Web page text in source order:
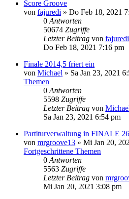
Score Groove
von fajuredi » Do Feb 18, 2021
0 Antworten
50674 Zugriffe
Letzter Beitrag von fajuredi
Do Feb 18, 2021 7:16 pm
Finale 2014,5 friert ein
von Michael » Sa Jan 23, 2021
Themen
0 Antworten
5598 Zugriffe
Letzter Beitrag von
Sa Jan 23, 2021 6:54 pm
Partiturverwaltung in FINALE
von mrgroove13 » Mi Jan 20,
Fortgeschrittene Themen
0 Antworten
5563 Zugriffe
Letzter Beitrag von
Mi Jan 20, 2021 3:08 pm